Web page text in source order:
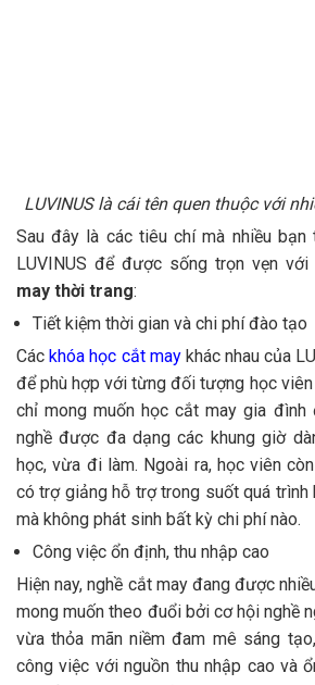
LUVINUS là cái tên quen thuộc với
Sau đây là các tiêu chí mà nhiều
LUVINUS để được sống trọn vẹn
may thời trang:
Tiết kiệm thời gian và chi phí đào tạo
Các khóa học cắt maykhác nhau của
để phù hợp với từng đối tượng học
chỉ mong muốn học cắt may gia đình
nghề được đa dạng các khung giờ
học, vừa đi làm. Ngoài ra, học viên
có trợ giảng hỗ trợ trong suốt quá
mà không phát sinh bất kỳ chi phí nào.
Công việc ổn định, thu nhập cao
Hiện nay, nghề cắt may đang được
mong muốn theo đuổi bởi cơ hội nghề
vừa thỏa mãn niềm đam mê sáng
công việc với nguồn thu nhập cao và